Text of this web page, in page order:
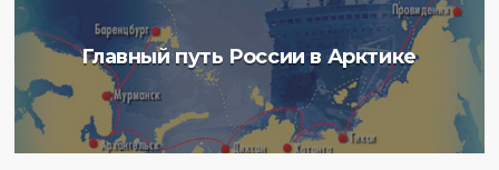
Главный путь России в Арктике